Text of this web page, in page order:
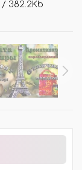
/ 382.2Kb